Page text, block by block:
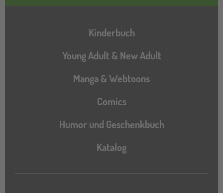
Hauptnavigation
Kinderbuch
Young Adult & New Adult
Manga & Webtoons
Comics
Humor und Geschenkbuch
Katalog
Katalog